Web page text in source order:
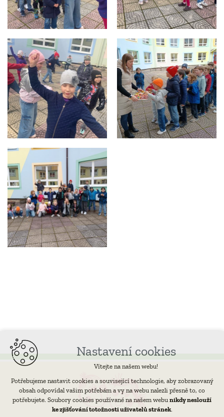
Nastavení cookies
Vítejte na našem webu!
Potřebujeme nastavit cookies a související technologie, aby zobrazovaný
obsah odpovídal vašim potřebám a vy na webu nalezli přesně to, co
potřebujete. Soubory cookies používané na našem webu nikdy neslouží
ke zjišťování totožnosti uživatelů stránek.